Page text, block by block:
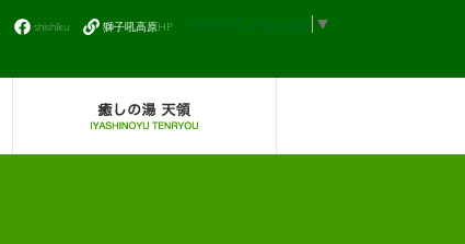
shishiku 獅子吼高原HP Select Language ▼